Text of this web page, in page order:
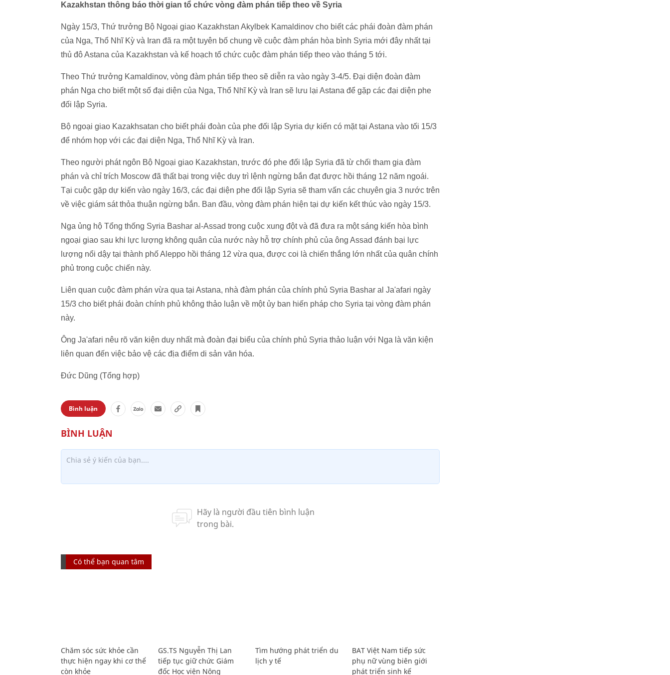
Kazakhstan thông báo thời gian tổ chức vòng đàm phán tiếp theo về Syria
Ngày 15/3, Thứ trưởng Bộ Ngoại giao Kazakhstan Akylbek Kamaldinov cho biết các phái đoàn đàm phán
của Nga, Thổ Nhĩ Kỳ và Iran đã ra một tuyên bố chung về cuộc đàm phán hòa bình Syria mới đây nhất tại
thủ đô Astana của Kazakhstan và kế hoạch tổ chức cuộc đàm phán tiếp theo vào tháng 5 tới.
Theo Thứ trưởng Kamaldinov, vòng đàm phán tiếp theo sẽ diễn ra vào ngày 3-4/5. Đại diện đoàn đàm
phán Nga cho biết một số đại diện của Nga, Thổ Nhĩ Kỳ và Iran sẽ lưu lại Astana để gặp các đại diện phe
đối lập Syria.
Bộ ngoại giao Kazakhsatan cho biết phái đoàn của phe đối lập Syria dự kiến có mặt tại Astana vào tối 15/3
để nhóm họp với các đại diện Nga, Thổ Nhĩ Kỳ và Iran.
Theo người phát ngôn Bộ Ngoại giao Kazakhstan, trước đó phe đối lập Syria đã từ chối tham gia đàm
phán và chỉ trích Moscow đã thất bại trong việc duy trì lệnh ngừng bắn đạt được hồi tháng 12 năm ngoái.
Tại cuộc gặp dự kiến vào ngày 16/3, các đại diện phe đối lập Syria sẽ tham vấn các chuyên gia 3 nước trên
về việc giám sát thỏa thuận ngừng bắn. Ban đầu, vòng đàm phán hiện tại dự kiến kết thúc vào ngày 15/3.
Nga ủng hộ Tổng thống Syria Bashar al-Assad trong cuộc xung đột và đã đưa ra một sáng kiến hòa bình
ngoại giao sau khi lực lượng không quân của nước này hỗ trợ chính phủ của ông Assad đánh bại lực
lượng nổi dậy tại thành phố Aleppo hồi tháng 12 vừa qua, được coi là chiến thắng lớn nhất của quân chính
phủ trong cuộc chiến này.
Liên quan cuộc đàm phán vừa qua tại Astana, nhà đàm phán của chính phủ Syria Bashar al Ja'afari ngày
15/3 cho biết phái đoàn chính phủ không thảo luận về một ủy ban hiến pháp cho Syria tại vòng đàm phán
này.
Ông Ja'afari nêu rõ văn kiện duy nhất mà đoàn đại biểu của chính phủ Syria thảo luận với Nga là văn kiện
liên quan đến việc bảo vệ các địa điểm di sản văn hóa.
Đức Dũng (Tổng hợp)
Bình luận
Có thể bạn quan tâm
Chăm sóc sức khỏe cần
thực hiện ngay khi cơ thể
còn khỏe
GS.TS Nguyễn Thị Lan
tiếp tục giữ chức Giám
đốc Học viện Nông
Tìm hướng phát triển du
lịch y tế
BAT Việt Nam tiếp sức
phụ nữ vùng biên giới
phát triển sinh kế